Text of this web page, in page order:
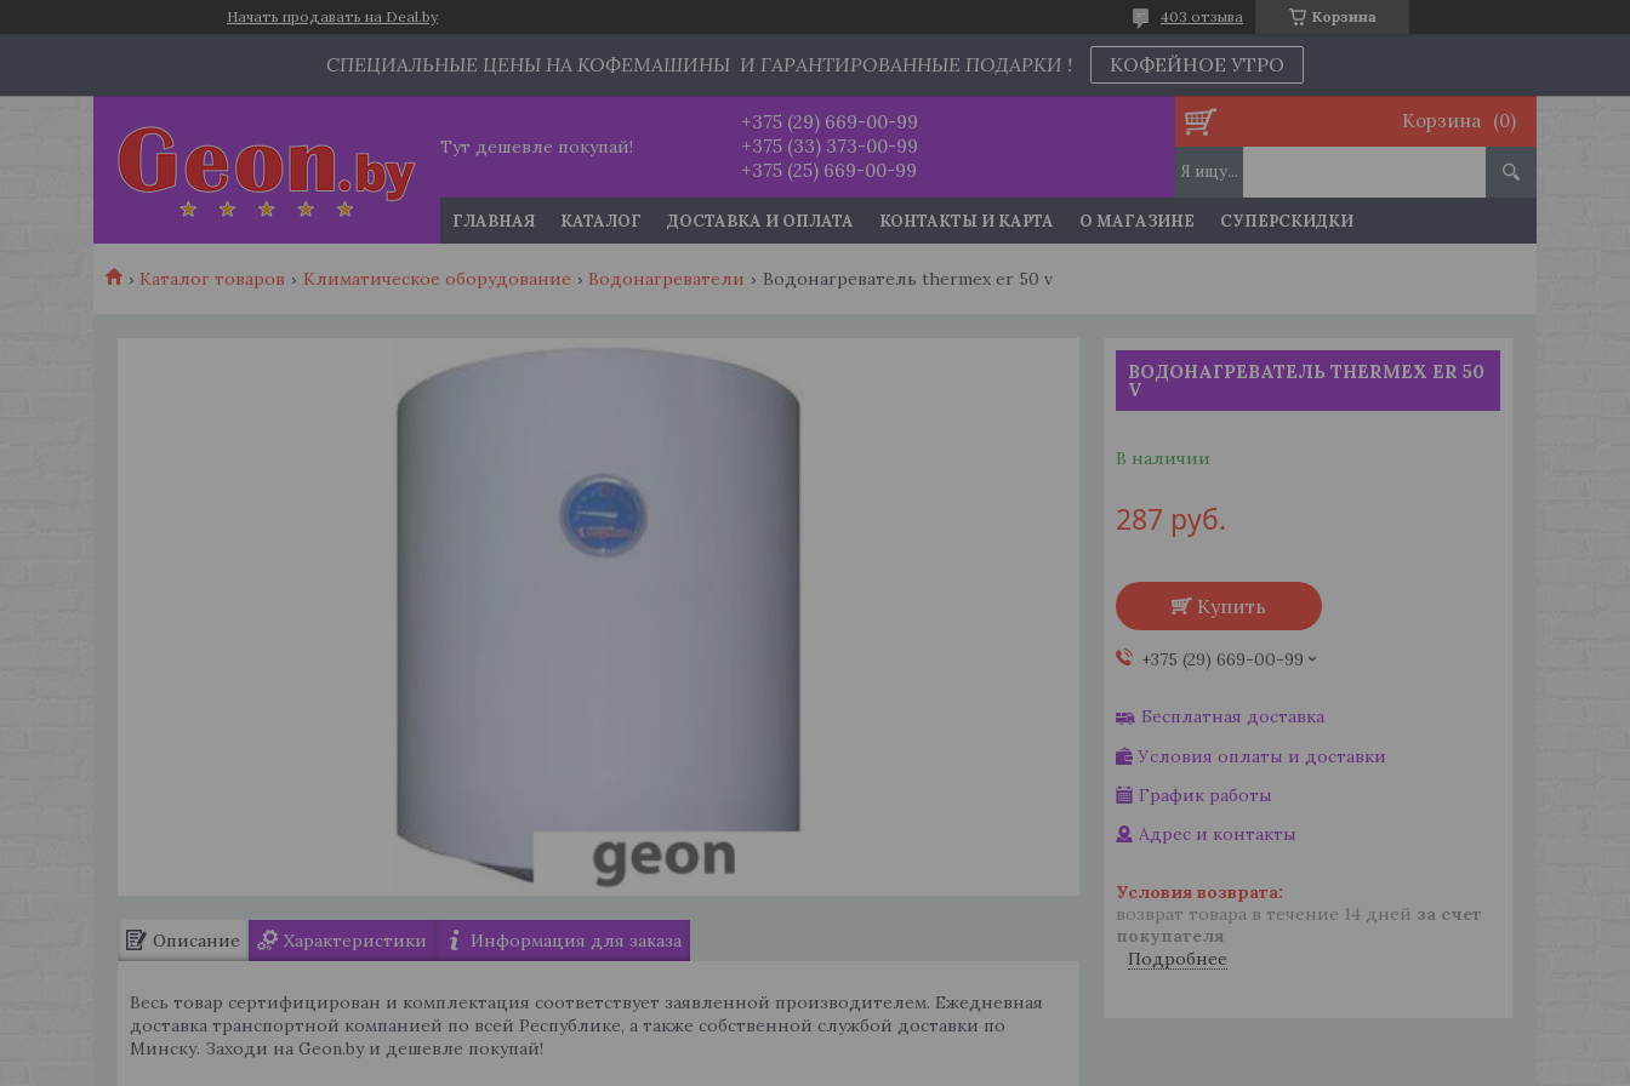
Начать продавать на Deal.by Корзина
403 отзыва
СПЕЦИАЛЬНЫЕ ЦЕНЫ НА КОФЕМАШИНЫ И ГАРАНТИРОВАННЫЕ ПОДАРКИ ! КОФЕЙНОЕ УТРО
Тут дешевле покупай!
+375 (29) 669-00-99
+375 (33) 373-00-99
+375 (25) 669-00-99
Корзина
ГЛАВНАЯ КАТАЛОГ ДОСТАВКА И ОПЛАТА КОНТАКТЫ И КАРТА О МАГАЗИНЕ СУПЕРСКИДКИ
Каталог товаров Климатическое оборудование Водонагреватели Водонагреватель thermex er 50 v
Описание Характеристики Информация для заказа
Весь товар сертифицирован и комплектация соответствует заявленной производителем. Ежедневная
доставка транспортной компанией по всей Республике, а также собственной службой доставки по
Минску. Заходи на Geon.by и дешевле покупай!
ВОДОНАГРЕВАТЕЛЬ THERMEX ER 50
V
В наличии
287 руб.
Купить
+375 (29) 669-00-99
Бесплатная доставка
Условия оплаты и доставки
График работы
Адрес и контакты
возврат товара в течение 14 дней за счет
покупателя
Подробнее